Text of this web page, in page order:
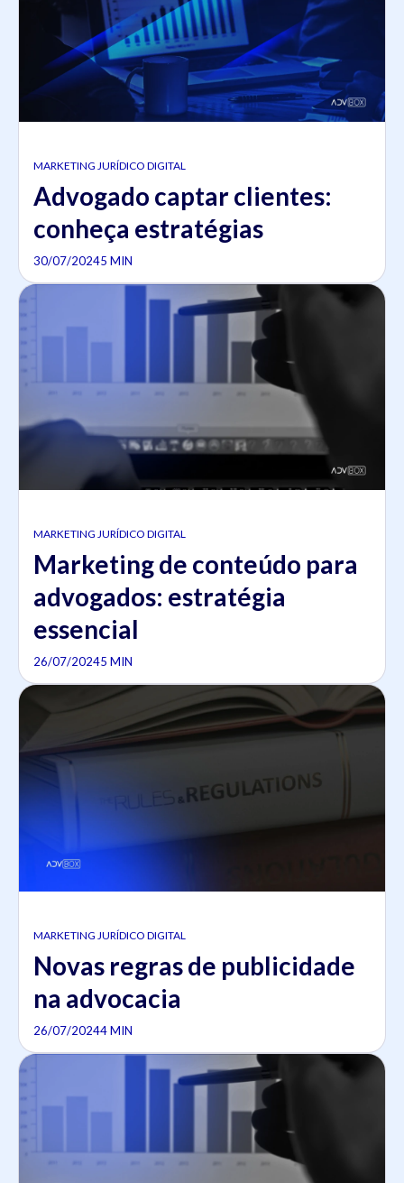
MARKETING JURÍDICO DIGITAL
Advogado captar clientes:
conheça estratégias
30/07/20245 MIN
MARKETING JURÍDICO DIGITAL
Marketing de conteúdo para
advogados: estratégia
essencial
26/07/20245 MIN
MARKETING JURÍDICO DIGITAL
Novas regras de publicidade
na advocacia
26/07/20244 MIN